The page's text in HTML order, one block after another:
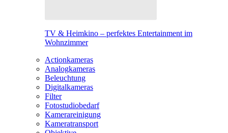
TV & Heimkino – perfektes Entertainment im
Wohnzimmer
Actionkameras
Analogkameras
Beleuchtung
Digitalkameras
Filter
Fotostudiobedarf
Kamerareinigung
Kameratransport